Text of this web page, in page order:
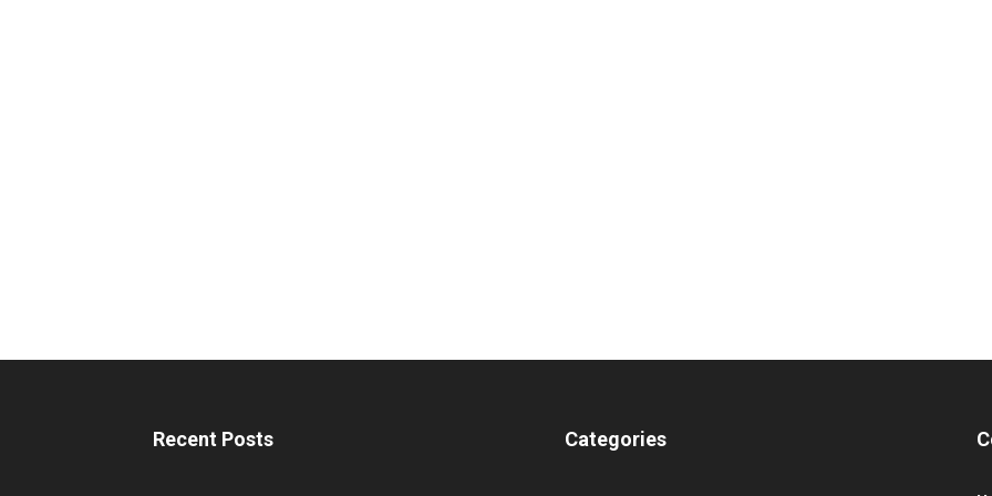
Recent Posts Categories